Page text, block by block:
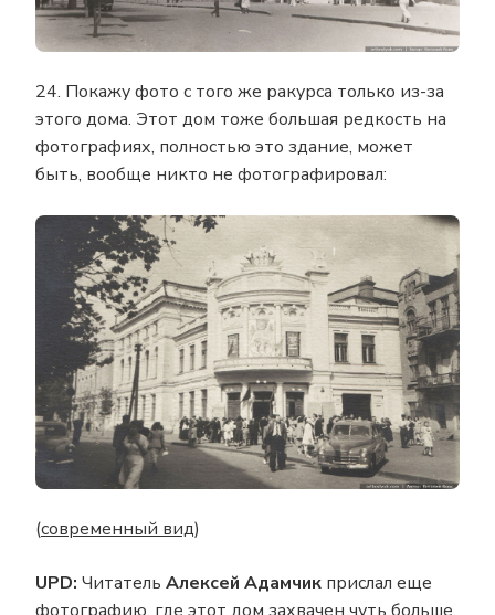
24. Покажу фото с того же ракурса только из-за
этого дома. Этот дом тоже большая редкость на
фотографиях, полностью это здание, может
быть, вообще никто не фотографировал:
(современный вид)
UPD: Читатель Алексей Адамчик прислал еще